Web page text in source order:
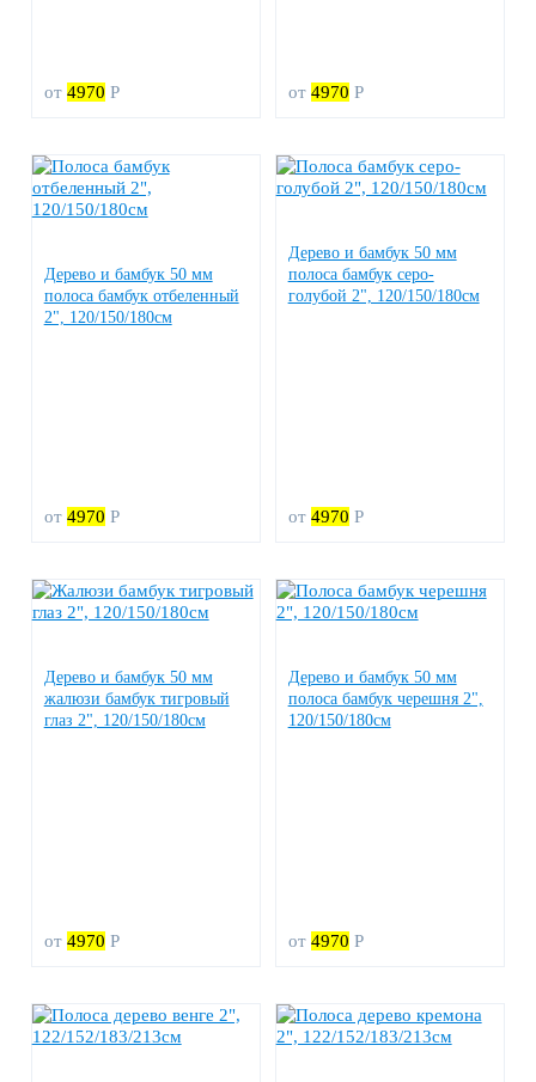
от 4970 Р от 4970 Р
Дерево и бамбук 50 мм
полоса бамбук отбеленный
2", 120/150/180см
от 4970 Р
Дерево и бамбук 50 мм
полоса бамбук серо-
голубой 2", 120/150/180см
от 4970 Р
Дерево и бамбук 50 мм
жалюзи бамбук тигровый
глаз 2", 120/150/180см
от 4970 Р
Дерево и бамбук 50 мм
полоса бамбук черешня 2",
120/150/180см
от 4970 Р